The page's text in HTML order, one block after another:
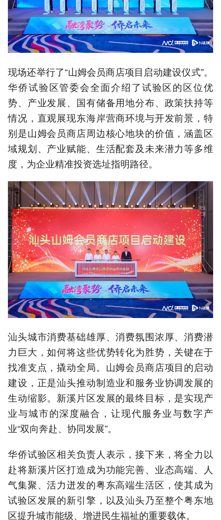
现场还举行了“山姆会员商店项目启动建设仪式”。
华侨试验区管委会全面介绍了试验区的区位优
势、产业发展、国有储备用地分布、政策扶持等
情况，直观展现东海岸营商环境与开发前景，特
别是山姆会员商店周边核心地块的价值，涵盖区
域规划、产业赋能、生活配套及未来潜力等多维
度，为企业精准投资选址指明路径。
汕头城市消费基础雄厚、消费氛围浓厚、消费潜
力巨大，如何将这些优势转化为胜势，关键在于
找准支点，撬动全局。山姆会员商店项目的启动
建设，正是汕头推动制造业和服务业协调发展的
生动缩影。新溪片区发展的最终目标，是实现产
业与城市的深度融合，让现代服务业与数字产
业“双向奔赴、协同发展”。
华侨试验区相关负责人表示，接下来，将全力以
赴将新溪片区打造成为功能完善、业态高端、人
气集聚、活力迸发的粤东高端生活区，使其成为
试验区发展的新引擎，以及汕头乃至整个粤东地
区提升城市能级、增进民生福祉的重要载体。